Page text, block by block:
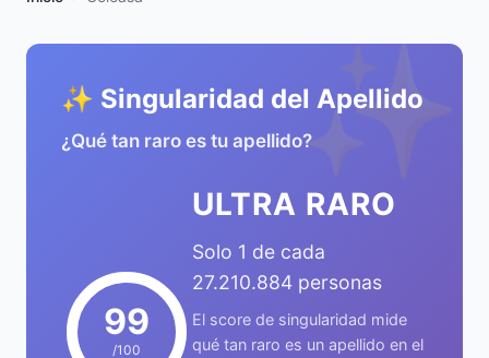
✨
✨ Singularidad del Apellido
¿Qué tan raro es tu apellido?
99
/100
ULTRA RARO
Solo 1 de cada
27.210.884 personas
El score de singularidad mide
qué tan raro es un apellido en el